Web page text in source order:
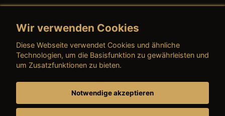
→ AGB (Gebrauchtwagen)
→ AGB (Teile & Zubehör)
Wir verwenden Cookies
Diese Webseite verwendet Cookies und ähnliche
Technologien, um die Basisfunktion zu gewährleisten und
um Zusatzfunktionen zu bieten.
Notwendige akzeptieren